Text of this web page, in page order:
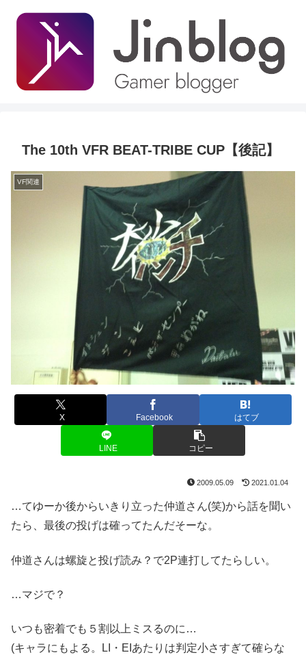
The 10th VFR BEAT-TRIBE CUP【後記】
VF関連
X Facebook はてブ
LINE コピー
2009.05.09 2021.01.04
…てゆーか後からいきり立った仲道さん(笑)から話を聞い
たら、最後の投げは確ってたんだそーな。
仲道さんは螺旋と投げ読み？で2P連打してたらしい。
…マジで？
いつも密着でも５割以上ミスるのに…
(キャラにもよる。LI・EIあたりは判定小さすぎて確らな